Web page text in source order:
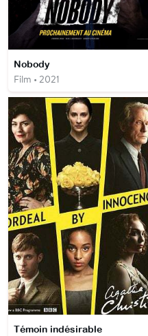
Nobody
Film • 2021
Témoin indésirable